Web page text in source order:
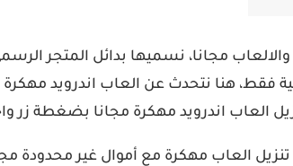
والالعاب مجانا، نسميها بدائل المتجر
هنا نتحدث عن العاب اندرويد مهكرة
العاب اندرويد مهكرة مجانا بضغطة زر
العاب مهكرة مع أموال غير محدودة